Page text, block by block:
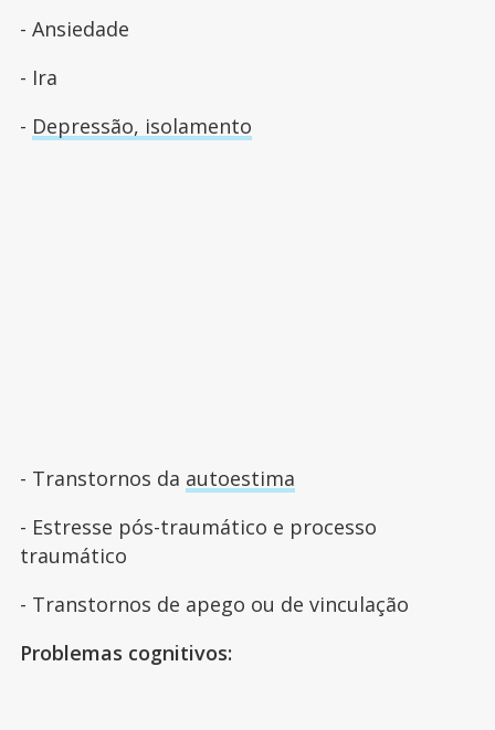
- Ansiedade
- Ira
- Depressão, isolamento
- Transtornos da autoestima
- Estresse pós-traumático e processo
traumático
- Transtornos de apego ou de vinculação
Problemas cognitivos: